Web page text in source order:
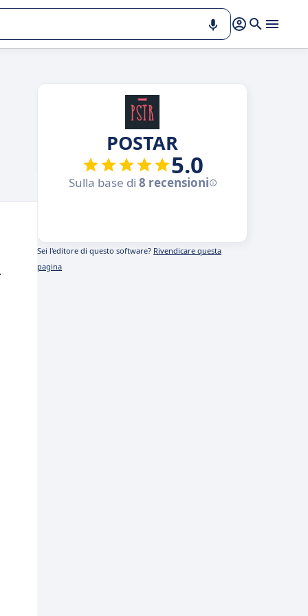
POSTAR
5.0
Sulla base di 8 recensioni
Sei l'editore di questo software? Rivendicare questa
pagina